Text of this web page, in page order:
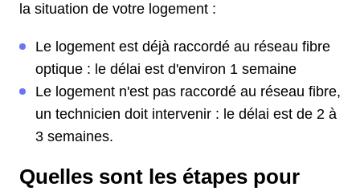
la situation de votre logement :
Le logement est déjà raccordé au réseau fibre
optique : le délai est d'environ 1 semaine
Le logement n'est pas raccordé au réseau fibre,
un technicien doit intervenir : le délai est de 2 à
3 semaines.
Quelles sont les étapes pour